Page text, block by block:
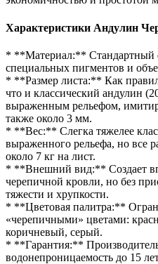
Характеристики Андулин
* **Материал:** Стандартный
специальных пигментов и
* **Размер листа:** Как
что и классический андулин
выраженным рельефом,
также около 3 мм.
* **Вес:** Слегка тяжелее
выраженного рельефа, но все
около 7 кг на лист.
* **Внешний вид:** Создает
черепичной кровли, но без
тяжести и хрупкости.
* **Цветовая палитра:**
«черепичными» цветами:
коричневый, серый.
* **Гарантия:**
водонепроницаемость до 15